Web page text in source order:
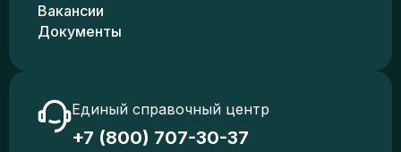
Вакансии
Документы
Единый справочный центр
+7 (800) 707-30-37